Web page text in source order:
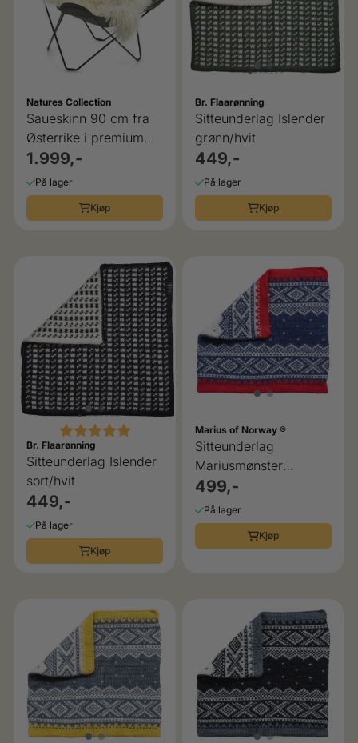
Natures Collection
Saueskinn 90 cm fra
Østerrike i premium
kvalitet
1.999,-
På lager
Kjøp
Br. Flaarønning
Sitteunderlag Islender
grønn/hvit
449,-
På lager
Kjøp
Karakter: 5.0 av 5 mulige
Br. Flaarønning
Sitteunderlag Islender
sort/hvit
449,-
På lager
Kjøp
Marius of Norway ®
Sitteunderlag
Mariusmønster
blått/rødt/hvit
499,-
På lager
Kjøp